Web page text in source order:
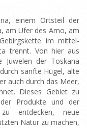
einem Ortsteil der
am Ufer des Arno, am
im mittel-
trennt. Von hier aus
der Toskana
sanfte Hügel, alte
auch durch das Meer,
Dieses Gebiet zu
Produkte und der
entdecken, neue
Natur zu machen,